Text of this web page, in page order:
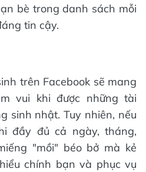
bè trong danh sách mỗi
tin cậy.
trên Facebook sẽ mang
vui khi được những tài
sinh nhật. Tuy nhiên, nếu
đầy đủ cả ngày, tháng,
"mồi" béo bở mà kẻ
chính bạn và phục vụ